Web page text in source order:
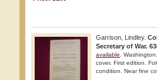
Garrison, Lindley.
Secretary of War.
available .
cover. First edition.
condition. Near fine